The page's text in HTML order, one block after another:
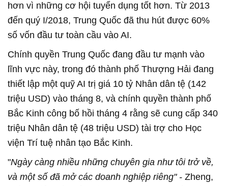
hơn vì những cơ hội tuyển dụng tốt hơn. Từ 2013
đến quý I/2018, Trung Quốc đã thu hút được 60%
số vốn đầu tư toàn cầu vào AI.
Chính quyền Trung Quốc đang đầu tư mạnh vào
lĩnh vực này, trong đó thành phố Thượng Hải đang
thiết lập một quỹ AI trị giá 10 tỷ Nhân dân tệ (142
triệu USD) vào tháng 8, và chính quyền thành phố
Bắc Kinh công bố hồi tháng 4 rằng sẽ cung cấp 340
triệu Nhân dân tệ (48 triệu USD) tài trợ cho Học
viện Trí tuệ nhân tạo Bắc Kinh.
"Ngày càng nhiều những chuyên gia như tôi trở về,
và một số đã mở các doanh nghiệp riêng" - Zheng,